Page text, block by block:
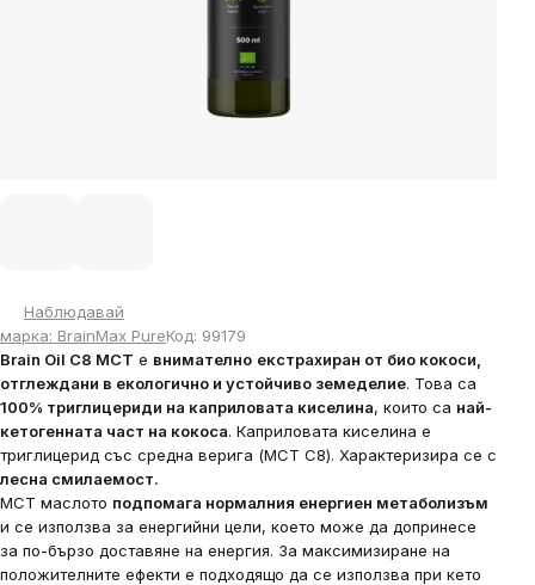
Наблюдавай
марка: BrainMax PureКод: 99179
Brain Oil C8 MCT е внимателно екстрахиран от био кокоси,
отглеждани в екологично и устойчиво земеделие. Това са
100% триглицериди на каприловата киселина, които са най-
кетогенната част на кокоса. Каприловата киселина е
триглицерид със средна верига (MCT C8). Характеризира се с
лесна смилаемост.
MCT маслото подпомага нормалния енергиен метаболизъм
и се използва за енергийни цели, което може да допринесе
за по-бързо доставяне на енергия. За максимизиране на
положителните ефекти е подходящо да се използва при кето